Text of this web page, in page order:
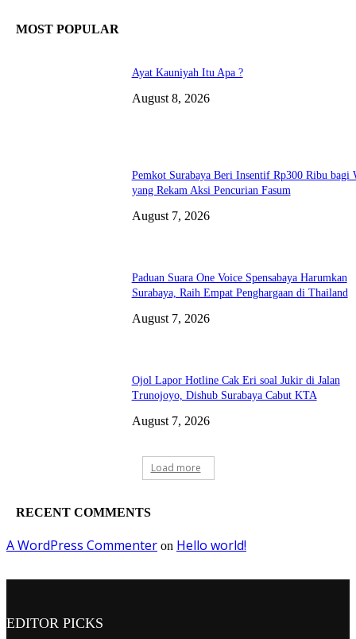
MOST POPULAR
Ayat Kauniyah Itu Apa ?
August 8, 2026
Pemkot Surabaya Beri Insentif Rp300 Ribu bagi
yang Rekam Aksi Pencurian Fasum
August 7, 2026
Paduan Suara One Voice Spensabaya Harumkan
Surabaya, Raih Empat Penghargaan di Thailand
August 7, 2026
Ojol Lapor Hotline Cak Eri soal Jukir di Jalan
Trunojoyo, Dishub Surabaya Cabut KTA
August 7, 2026
Load more
RECENT COMMENTS
A WordPress Commenter on Hello world!
EDITOR PICKS